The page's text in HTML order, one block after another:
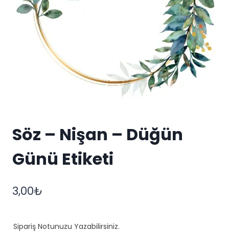
Söz – Nişan – Düğün
Günü Etiketi
3,00₺
Sipariş Notunuzu Yazabilirsiniz.